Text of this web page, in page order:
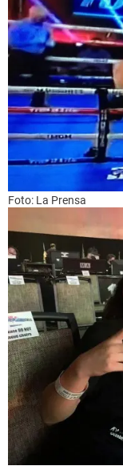
Foto: La Prensa